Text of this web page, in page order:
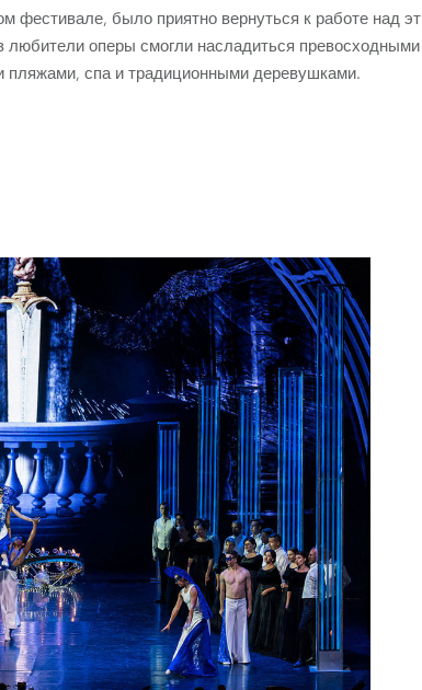
фестивале, было приятно вернуться к работе над
любители оперы смогли насладиться
пляжами, спа и традиционными деревушками.